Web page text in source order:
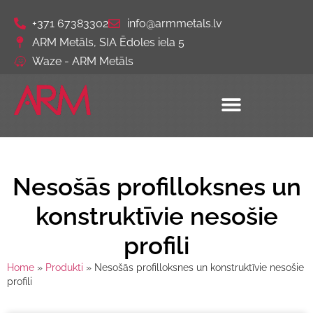
+371 67383302
info@armmetals.lv
ARM Metāls, SIA Ēdoles iela 5
Waze - ARM Metāls
Nesošās profilloksnes un
konstruktīvie nesošie
profili
Home » Produkti » Nesošās profilloksnes un konstruktīvie nesošie
profili